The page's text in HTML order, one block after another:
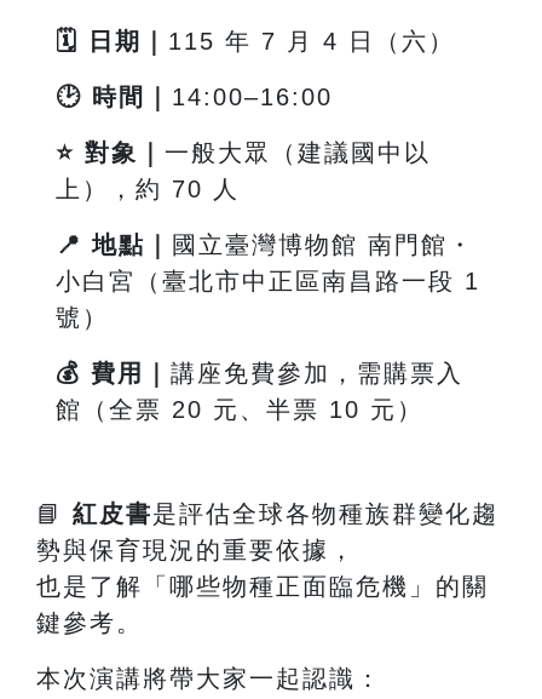
🗓 日期｜ 115 年 7 月 4 日（六）
🕑 時間｜ 14:00–16:00
⭐ 對象｜ 一般大眾（建議國中以
上），約 70 人
📍 地點｜
國立臺灣博物館 南門館・
小白宮（臺北市中正區南昌路一段 1
號）
💰 費用｜ 講座免費參加，需購票入
館（全票 20 元、半票 10 元）
📘 紅皮書是評估全球各物種族群變化趨
勢與保育現況的重要依據，
也是了解「哪些物種正面臨危機」的關
鍵參考。
本次演講將帶大家一起認識：